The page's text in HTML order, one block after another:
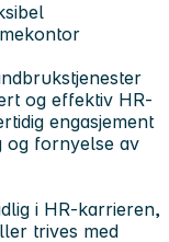
og effektiv HR-
engasjement
og fornyelse av
i HR-karrieren,
trives med